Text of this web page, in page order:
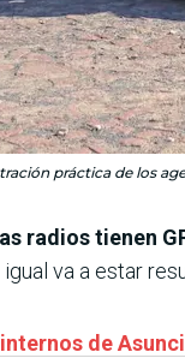
práctica de los
radios tienen
va a estar
de